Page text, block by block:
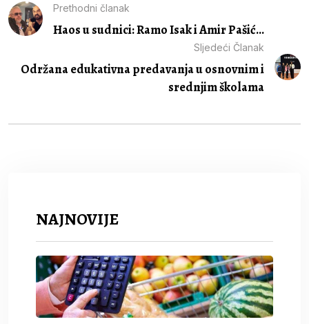
Prethodni članak
Haos u sudnici: Ramo Isak i Amir Pašić...
Sljedeći Članak
Održana edukativna predavanja u osnovnim i
srednjim školama
NAJNOVIJE